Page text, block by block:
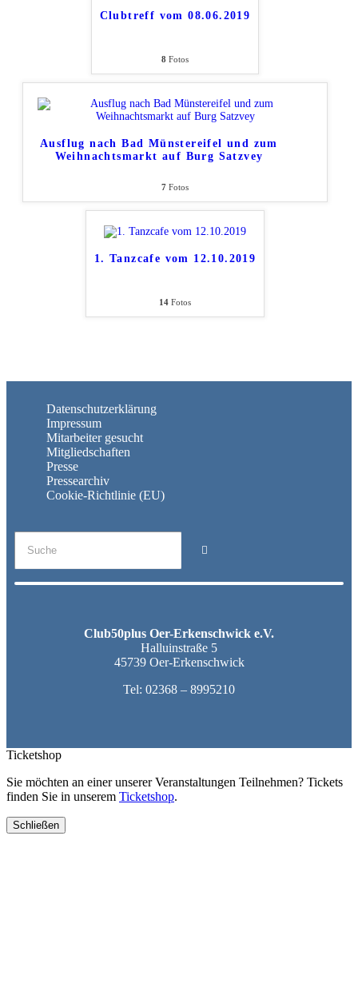
Clubtreff vom 08.06.2019
8 Fotos
Ausflug nach Bad Münstereifel und zum
Weihnachtsmarkt auf Burg Satzvey
7 Fotos
1. Tanzcafe vom 12.10.2019
14 Fotos
Datenschutzerklärung
Impressum
Mitarbeiter gesucht
Mitgliedschaften
Presse
Pressearchiv
Cookie-Richtlinie (EU)
Club50plus Oer-Erkenschwick e.V.
Halluinstraße 5
45739 Oer-Erkenschwick
Tel: 02368 – 8995210
Ticketshop
Sie möchten an einer unserer Veranstaltungen Teilnehmen? Tickets
finden Sie in unserem Ticketshop.
Schließen